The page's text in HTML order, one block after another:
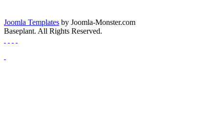
Joomla Templates by Joomla-Monster.com
Baseplant. All Rights Reserved.